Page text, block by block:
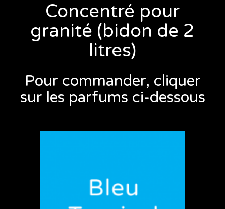
Concentré pour
granité (bidon de 2
litres)
Pour commander, cliquer
sur les parfums ci-dessous